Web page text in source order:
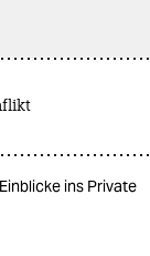
ins Private